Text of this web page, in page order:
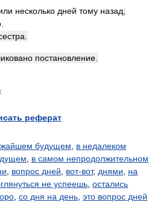
несколько дней тому назад;
постановление.
реферат
будущем
в недалеком
в самом непродолжительном
вопрос дней вот-вот, днями
на
не успеешь остались
со дня на день это вопрос дней